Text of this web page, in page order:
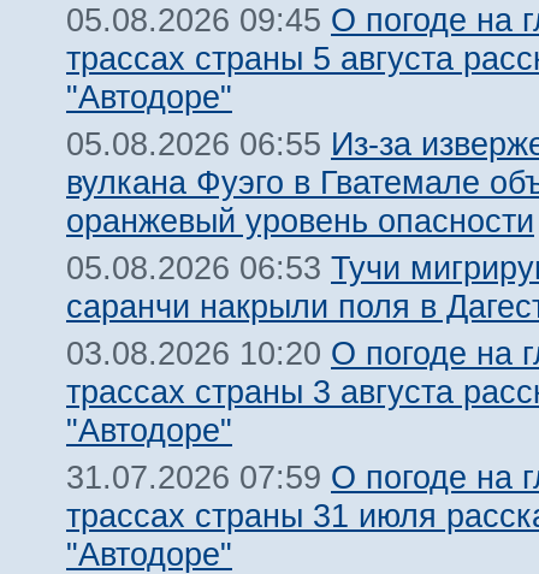
05.08.2026 09:45 О погоде на
трассах страны 5 августа
"Автодоре"
05.08.2026 06:55 Из-за
вулкана Фуэго в Гватемале
оранжевый уровень опасности
05.08.2026 06:53 Тучи
саранчи накрыли поля в
03.08.2026 10:20 О погоде на
трассах страны 3 августа
"Автодоре"
31.07.2026 07:59 О погоде на
трассах страны 31 июля
"Автодоре"